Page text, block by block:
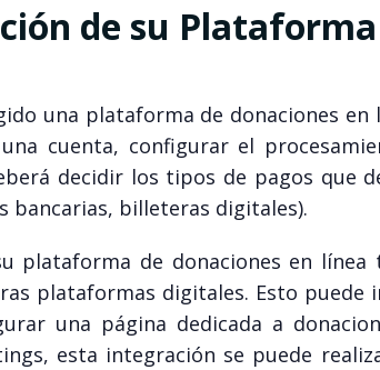
de su
una plataforma de donaciones
cuenta, configurar el
decidir los tipos de pagos que
bancarias, billeteras digitales).
plataforma de donaciones en
plataformas digitales. Esto puede
una página dedicada a
esta integración se puede